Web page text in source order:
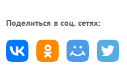
Поделиться в соц. сетях: